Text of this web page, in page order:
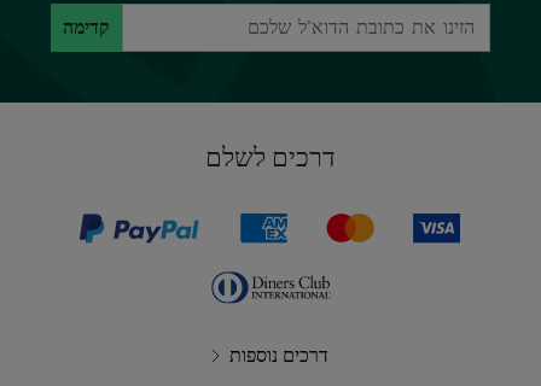
קדימה
דרכים לשלם
דרכים נוספות